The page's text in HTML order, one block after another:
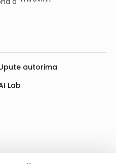
autorima
Lab